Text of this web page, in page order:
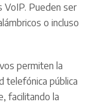
VoIP. Pueden ser
o incluso
permiten la
telefónica pública
facilitando la